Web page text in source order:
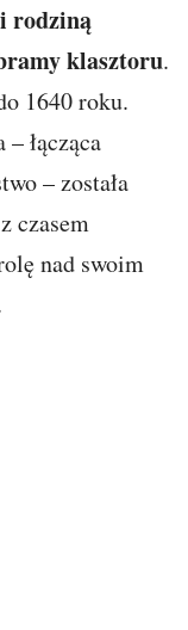
rodziną
klasztoru.
1640 roku.
łącząca
– została
czasem
nad swoim